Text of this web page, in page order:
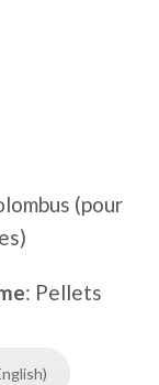
(pour
: Pellets